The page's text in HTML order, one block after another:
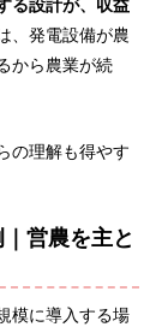
、発電設備が農
から農業が続
の理解も得やす
営農を主と
模に導入する場